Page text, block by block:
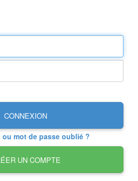
CONNEXION
mot de passe oublié ?
UN COMPTE